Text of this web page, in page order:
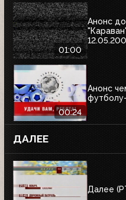
01:00
Анонс
00:24
Анонс
ДАЛЕЕ
Далее